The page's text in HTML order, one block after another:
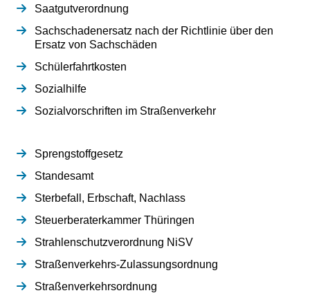
Saatgutverordnung
Sachschadenersatz nach der Richtlinie über den
Ersatz von Sachschäden
Schülerfahrtkosten
Sozialhilfe
Sozialvorschriften im Straßenverkehr
Sprengstoffgesetz
Standesamt
Sterbefall, Erbschaft, Nachlass
Steuerberaterkammer Thüringen
Strahlenschutzverordnung NiSV
Straßenverkehrs-Zulassungsordnung
Straßenverkehrsordnung